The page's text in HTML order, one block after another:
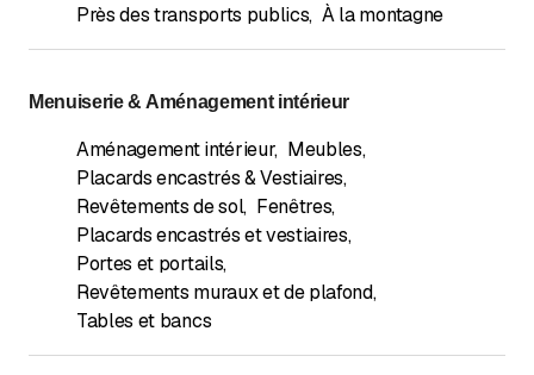
Près des transports publics, À la montagne
Menuiserie & Aménagement intérieur
Aménagement intérieur, Meubles,
Placards encastrés & Vestiaires,
Revêtements de sol, Fenêtres,
Placards encastrés et vestiaires,
Portes et portails,
Revêtements muraux et de plafond,
Tables et bancs